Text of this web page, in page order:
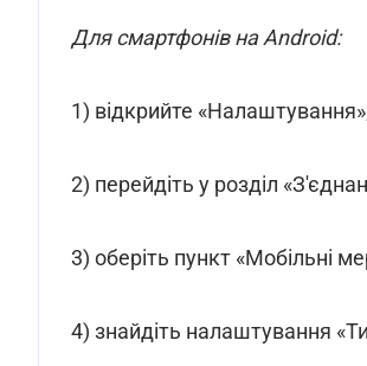
Для смартфонів на Android:
1) відкрийте
2) перейдіть у розділ
3) оберіть пункт «Мобільні
4) знайдіть налаштування